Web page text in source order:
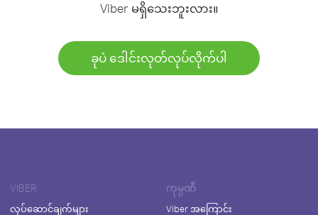
Viber မရှိသေးဘူးလား။
ခုပဲ ဒေါင်းလုတ်လုပ်လိုက်ပါ
VIBER
လုပ်ဆောင်ချက်များ
ကုမ္ပဏီ
Viber အကြောင်း